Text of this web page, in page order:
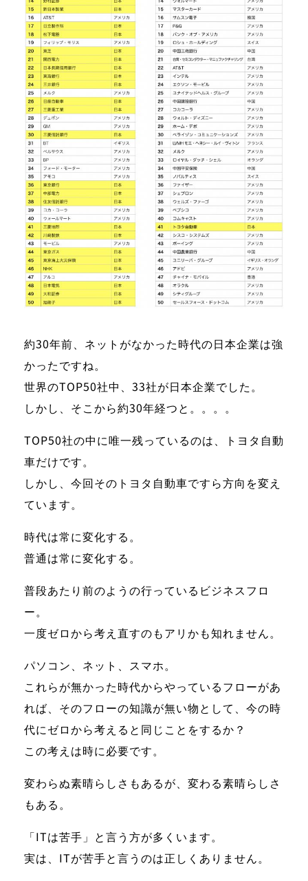
約30年前、ネットがなかった時代の日本企業は強
かったですね。
世界のTOP50社中、33社が日本企業でした。
しかし、そこから約30年経つと。。。。
TOP50社の中に唯一残っているのは、トヨタ自動
車だけです。
しかし、今回そのトヨタ自動車ですら方向を変え
ています。
時代は常に変化する。
普通は常に変化する。
普段あたり前のようの行っているビジネスフロ
ー。
一度ゼロから考え直すのもアリかも知れません。
パソコン、ネット、スマホ。
これらが無かった時代からやっているフローがあ
れば、そのフローの知識が無い物として、 今の時
代にゼロから考えると同じことをするか？
この考えは時に必要です。
変わらぬ素晴らしさもあるが、変わる素晴らしさ
もある。
「ITは苦手」 と言う方が多くいます。
実は、ITが苦手と言うのは正しくありません。